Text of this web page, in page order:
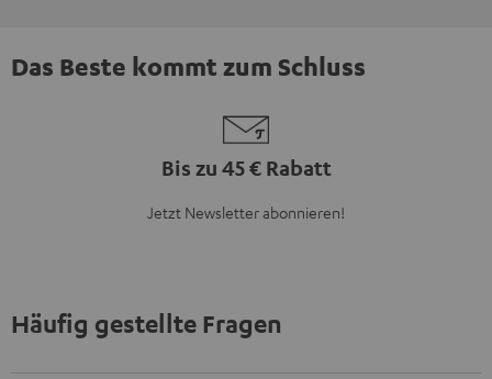
Das Beste kommt zum Schluss
Bis zu 45 € Rabatt
Jetzt Newsletter abonnieren!
Häufig gestellte Fragen